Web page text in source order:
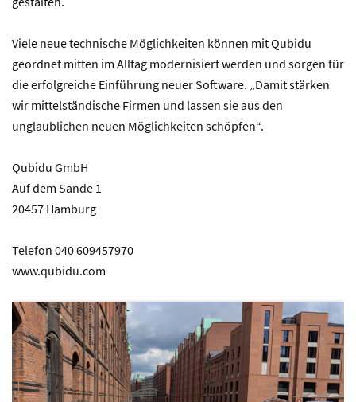
Viele neue technische Möglichkeiten können mit Qubidu
geordnet mitten im Alltag modernisiert werden und sorgen für
die erfolgreiche Einführung neuer Software. „Damit stärken
wir mittelständische Firmen und lassen sie aus den
unglaublichen neuen Möglichkeiten schöpfen“.
Qubidu GmbH
Auf dem Sande 1
20457 Hamburg
Telefon 040 609457970
www.qubidu.com